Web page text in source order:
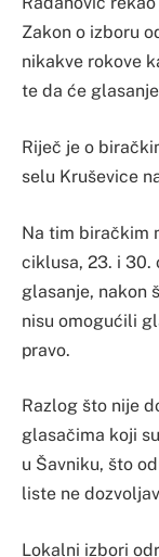
Zakon o izboru
nikakve rokove
te da će
Riječ je o
selu Kruševice
Na tim biračkim
ciklusa, 23. i 30.
glasanje, nakon
nisu omogućili
pravo.
Razlog što nije
glasačima koji
u Šavniku, što
liste ne
Lokalni izbori